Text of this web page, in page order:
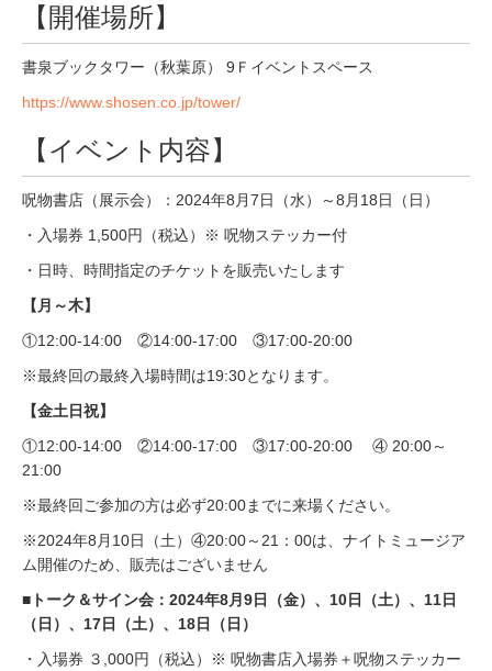
【開催場所】
書泉ブックタワー（秋葉原） 9Ｆイベントスペース
https://www.shosen.co.jp/tower/
【イベント内容】
呪物書店（展示会）：2024年8月7日（水）～8月18日（日）
・入場券 1,500円（税込）※ 呪物ステッカー付
・日時、時間指定のチケットを販売いたします
【月～木】
①12:00-14:00 ②14:00-17:00 ③17:00-20:00
※最終回の最終入場時間は19:30となります。
【金土日祝】
①12:00-14:00 ②14:00-17:00 ③17:00-20:00 ④ 20:00～
21:00
※最終回ご参加の方は必ず20:00までに来場ください。
※2024年8月10日（土）④20:00～21：00は、ナイトミュージア
ム開催のため、販売はございません
■トーク＆サイン会：2024年8月9日（金）、10日（土）、11日
（日）、17日（土）、18日（日）
・入場券 ３,000円（税込）※ 呪物書店入場券＋呪物ステッカー